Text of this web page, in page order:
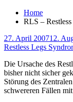
Home
RLS –
27. April 200712.
Restless Legs
Die Ursache des
bisher nicht sicher
Störung des
schwereren Fällen